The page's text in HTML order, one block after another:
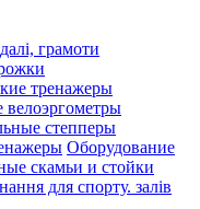
грамоти
тренажеры
cтепперы
Оборудование
скамьи и стойки
для спорту. залів